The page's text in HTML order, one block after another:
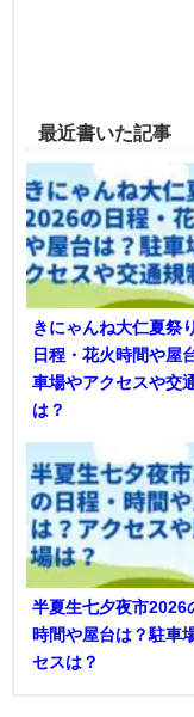
最近書いた記事
きにゃんね大仁夏祭
日程・花火時間や屋
車場やアクセスや交
は？
半夏生七夕夜市2026
時間や屋台は？駐車
セスは？